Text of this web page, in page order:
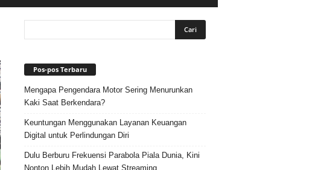
Pos-pos Terbaru
Mengapa Pengendara Motor Sering Menurunkan
Kaki Saat Berkendara?
Keuntungan Menggunakan Layanan Keuangan
Digital untuk Perlindungan Diri
Dulu Berburu Frekuensi Parabola Piala Dunia, Kini
Nonton Lebih Mudah Lewat Streaming